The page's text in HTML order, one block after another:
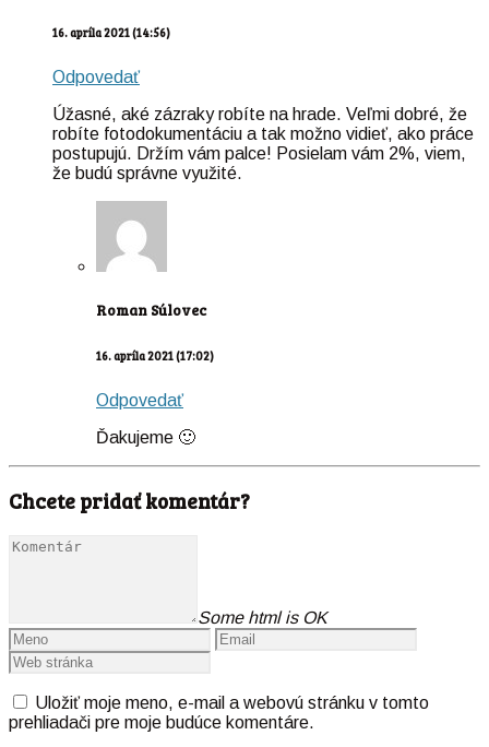
16. apríla 2021 (14:56)
Odpovedať
Úžasné, aké zázraky robíte na hrade. Veľmi dobré, že
robíte fotodokumentáciu a tak možno vidieť, ako práce
postupujú. Držím vám palce! Posielam vám 2%, viem,
že budú správne využité.
Roman Súlovec
16. apríla 2021 (17:02)
Odpovedať
Ďakujeme 🙂
Chcete pridať komentár?
Some html is OK
Uložiť moje meno, e-mail a webovú stránku v tomto
prehliadači pre moje budúce komentáre.